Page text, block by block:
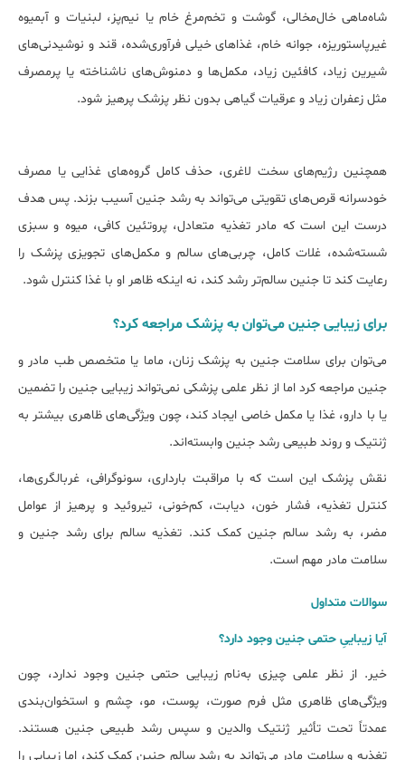
شاه‌ماهی خال‌مخالی، گوشت و تخم‌مرغ خام یا نیم‌پز، لبنیات و آبمیوه
غیرپاستوریزه، جوانه خام، غذاهای خیلی فرآوری‌شده، قند و نوشیدنی‌های
شیرین زیاد، کافئین زیاد، مکمل‌ها و دمنوش‌های ناشناخته یا پرمصرف
مثل زعفران زیاد و عرقیات گیاهی بدون نظر پزشک پرهیز شود.
همچنین رژیم‌های سخت لاغری، حذف کامل گروه‌های غذایی یا مصرف
خودسرانه قرص‌های تقویتی می‌تواند به رشد جنین آسیب بزند. پس هدف
درست این است که مادر تغذیه متعادل، پروتئین کافی، میوه و سبزی
شسته‌شده، غلات کامل، چربی‌های سالم و مکمل‌های تجویزی پزشک را
رعایت کند تا جنین سالم‌تر رشد کند، نه اینکه ظاهر او با غذا کنترل شود.
برای زیبایی جنین می‌توان به پزشک مراجعه کرد؟
می‌توان برای سلامت جنین به پزشک زنان، ماما یا متخصص طب مادر و
جنین مراجعه کرد اما از نظر علمی پزشکی نمی‌تواند زیبایی جنین را تضمین
یا با دارو، غذا یا مکمل خاصی ایجاد کند، چون ویژگی‌های ظاهری بیشتر به
ژنتیک و روند طبیعی رشد جنین وابسته‌اند.
نقش پزشک این است که با مراقبت بارداری، سونوگرافی، غربالگری‌ها،
کنترل تغذیه، فشار خون، دیابت، کم‌خونی، تیروئید و پرهیز از عوامل
مضر، به رشد سالم جنین کمک کند. تغذیه سالم برای رشد جنین و
سلامت مادر مهم است.
سوالات متداول
آیا زیباییِ حتمی جنین وجود دارد؟
خیر. از نظر علمی چیزی به‌نام زیبایی حتمی جنین وجود ندارد، چون
ویژگی‌های ظاهری مثل فرم صورت، پوست، مو، چشم و استخوان‌بندی
عمدتاً تحت تأثیر ژنتیک والدین و سپس رشد طبیعی جنین هستند.
تغذیه و سلامت مادر می‌تواند به رشد سالم جنین کمک کند، اما زیبایی را